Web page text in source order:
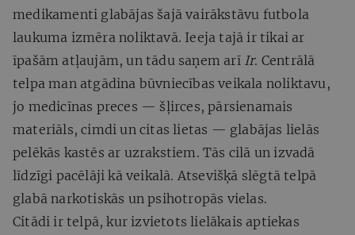
medikamenti glabājas šajā vairākstāvu futbola
laukuma izmēra noliktavā. Ieeja tajā ir tikai ar
īpašām atļaujām, un tādu saņem arī Ir. Centrālā
telpa man atgādina būvniecības veikala noliktavu,
jo medicīnas preces — šļirces, pārsienamais
materiāls, cimdi un citas lietas — glabājas lielās
pelēkās kastēs ar uzrakstiem. Tās cilā un izvadā
līdzīgi pacēlāji kā veikalā. Atsevišķā slēgtā telpā
glabā narkotiskās un psihotropās vielas.
Citādi ir telpā, kur izvietots lielākais aptiekas